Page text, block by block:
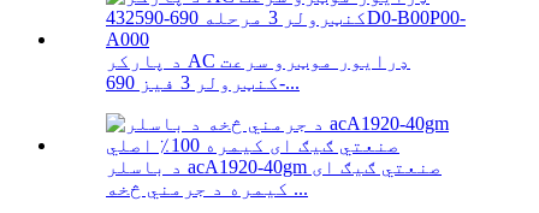
د پارکر AC ډرایور موټرو سرعت
کنټرولر 3 فیز 690-...
د باسلر acA1920-40gm صنعتي ګیګ ای
کیمره د جرمني څخه ...